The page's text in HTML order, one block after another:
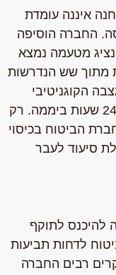
איננה עומדת
החברה הוסיפה
מטעמה נמצא
מתוך שש הנדרשות
הקוגניטיבי
והעובדה שהיא תלויה לחלוטין בזולת 24 שעות ביממה. רק
הביטוח בכיסוי
סיעוד לעבר
להיכנס לתוקף
הביטוח לדחות תביעות
רבים החברה